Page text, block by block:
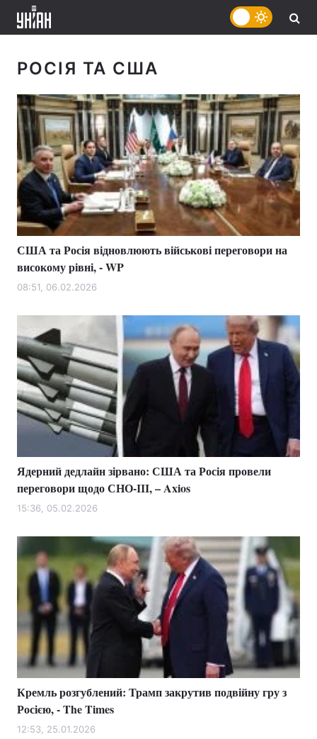
Головна Війна
Україна
РОСІЯ ТА США
США та Росія відновлюють військові переговори на
високому рівні, - WP
08:51, 06.02.2026
Ядерний дедлайн зірвано: США та Росія провели
переговори щодо СНО-ІІІ, – Axios
15:36, 05.02.2026
Кремль розгублений: Трамп закрутив подвійну гру з
Росією, - The Times
12:53, 25.01.2026